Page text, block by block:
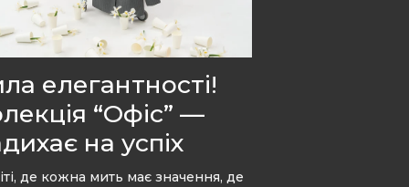
елегантності!
“Офіс” —
на успіх
де кожна мить має значення, де